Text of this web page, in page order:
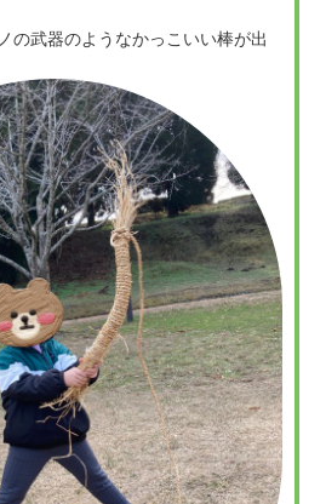
の武器のようなかっこいい棒が出